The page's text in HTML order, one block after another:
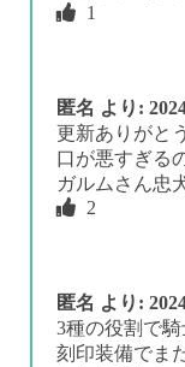
1
匿名 より:
更新ありがと
口が悪すぎる
ガルムさん忠
2
匿名 より:
3種の役割で
刻印装備でま